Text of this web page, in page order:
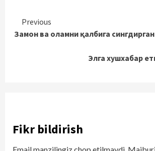
Continue
Reading
Previous
Замон ва оламни қалбига
Элга хушхабар
Fikr bildirish
Email manzilingiz chop etilmaydi.